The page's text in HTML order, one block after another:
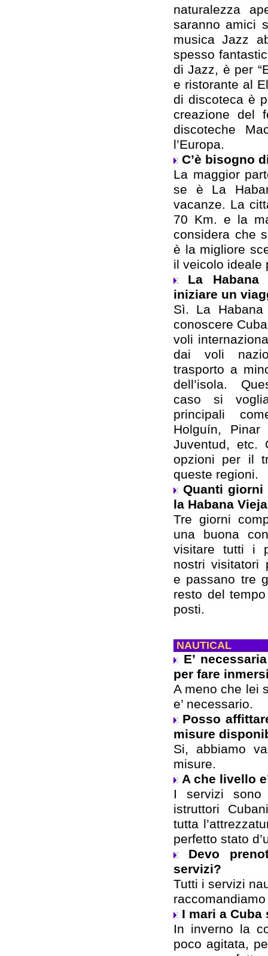
naturalezza
saranno amici
musica Jazz
spesso
di Jazz, è per
e ristorante al
di discoteca è
creazione del
discoteche
l’Europa.
C’è bisogno
La maggior
se è La
vacanze. La
70 Km. e la
considera che
è la migliore
il veicolo ideale
La
iniziare un
Sì. La
conoscere
voli
dai voli
trasporto a
dell’isola.
caso si
principali
Holguín,
Juventud, etc.
opzioni per il
queste regioni.
Quanti giorni
la Habana
Tre giorni
una buona
visitare tutti i
nostri visitatori
e passano tre
resto del
posti.
NAUTICAL
E’
per fare
A meno che lei
e’ necessario.
Posso
misure
Si, abbiamo
misure.
A che livello
I servizi sono
istruttori
tutta
perfetto stato
Devo
servizi?
Tutti i servizi
I mari a
In inverno la
poco agitata,